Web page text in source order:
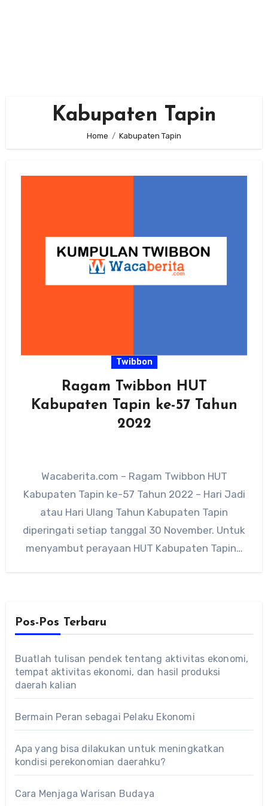
Kabupaten Tapin
Home Kabupaten Tapin
Twibbon
Ragam Twibbon HUT
Kabupaten Tapin ke-57 Tahun
2022
Wacaberita.com – Ragam Twibbon HUT
Kabupaten Tapin ke-57 Tahun 2022 – Hari Jadi
atau Hari Ulang Tahun Kabupaten Tapin
diperingati setiap tanggal 30 November. Untuk
menyambut perayaan HUT Kabupaten Tapin…
Pos-Pos Terbaru
Buatlah tulisan pendek tentang aktivitas ekonomi,
tempat aktivitas ekonomi, dan hasil produksi
daerah kalian
Bermain Peran sebagai Pelaku Ekonomi
Apa yang bisa dilakukan untuk meningkatkan
kondisi perekonomian daerahku?
Cara Menjaga Warisan Budaya